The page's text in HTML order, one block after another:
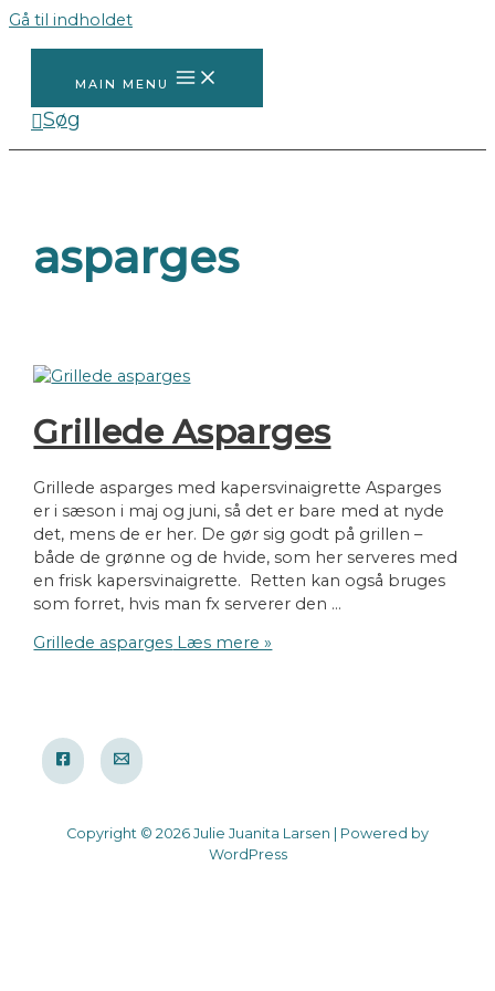
Gå til indholdet
MAIN MENU
Søg
asparges
Grillede Asparges
Grillede asparges med kapersvinaigrette Asparges
er i sæson i maj og juni, så det er bare med at nyde
det, mens de er her. De gør sig godt på grillen –
både de grønne og de hvide, som her serveres med
en frisk kapersvinaigrette. Retten kan også bruges
som forret, hvis man fx serverer den …
Grillede asparges Læs mere »
Copyright © 2026 Julie Juanita Larsen | Powered by
WordPress